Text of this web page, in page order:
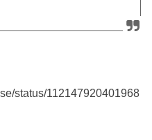
status/112147920401968